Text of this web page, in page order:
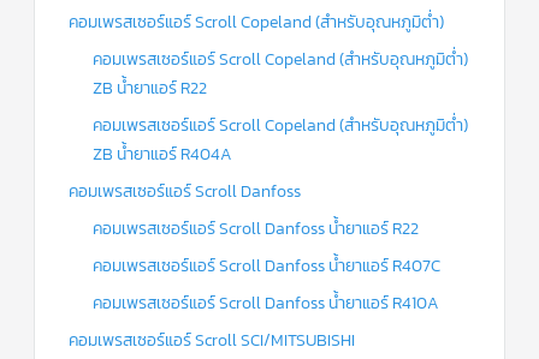
คอมเพรสเซอร์แอร์ Scroll Copeland (สำหรับอุณหภูมิต่ำ)
คอมเพรสเซอร์แอร์ Scroll Copeland (สำหรับอุณหภูมิต่ำ)
ZB น้ำยาแอร์ R22
คอมเพรสเซอร์แอร์ Scroll Copeland (สำหรับอุณหภูมิต่ำ)
ZB น้ำยาแอร์ R404A
คอมเพรสเซอร์แอร์ Scroll Danfoss
คอมเพรสเซอร์แอร์ Scroll Danfoss น้ำยาแอร์ R22
คอมเพรสเซอร์แอร์ Scroll Danfoss น้ำยาแอร์ R407C
คอมเพรสเซอร์แอร์ Scroll Danfoss น้ำยาแอร์ R410A
คอมเพรสเซอร์แอร์ Scroll SCI/MITSUBISHI